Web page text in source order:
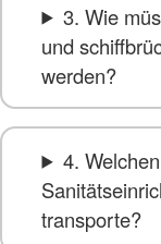
3. Wie
und
werden?
4.
transporte?